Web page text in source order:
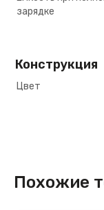
зарядке
Конструкция
Цвет
Похожие